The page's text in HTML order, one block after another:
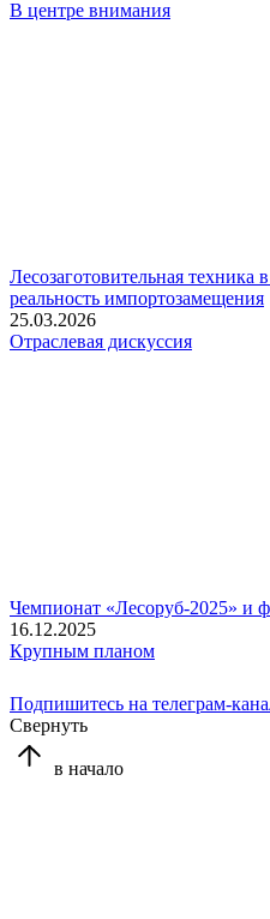
В центре внимания
Лесозаготовительная
реальность импортозамещения
25.03.2026
Отраслевая дискуссия
Чемпионат «Лесоруб-2025» и
16.12.2025
Крупным планом
Подпишитесь на телеграм-
Свернуть
в начало